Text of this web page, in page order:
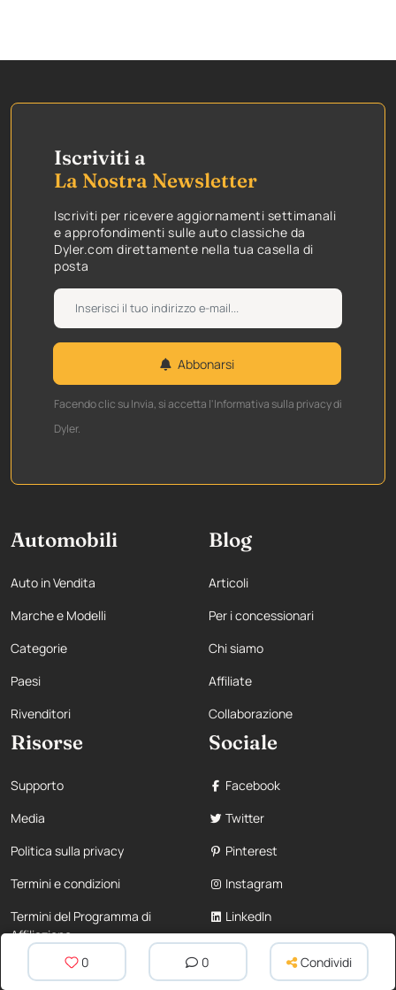
0 0 Condividi
Iscriviti a
La Nostra Newsletter
Iscriviti per ricevere aggiornamenti settimanali
e approfondimenti sulle auto classiche da
Dyler.com direttamente nella tua casella di
posta
Abbonarsi
Facendo clic su Invia, si accetta l'Informativa sulla privacy di
Dyler.
Automobili
Auto in Vendita
Marche e Modelli
Categorie
Paesi
Rivenditori
Blog
Articoli
Per i concessionari
Chi siamo
Affiliate
Collaborazione
Risorse
Supporto
Media
Politica sulla privacy
Termini e condizioni
Termini del Programma di
Affiliazione
Sociale
Facebook
Twitter
Pinterest
Instagram
LinkedIn